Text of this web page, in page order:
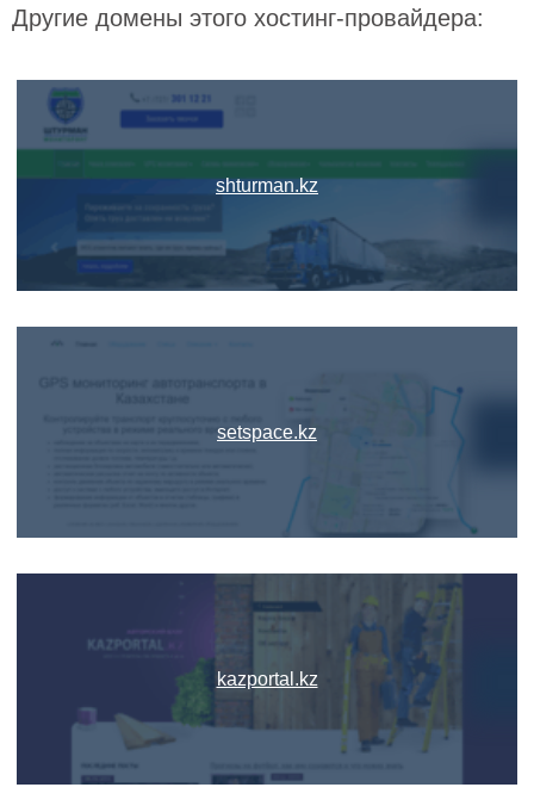
Другие домены этого хостинг-провайдера:
shturman.kz
setspace.kz
kazportal.kz